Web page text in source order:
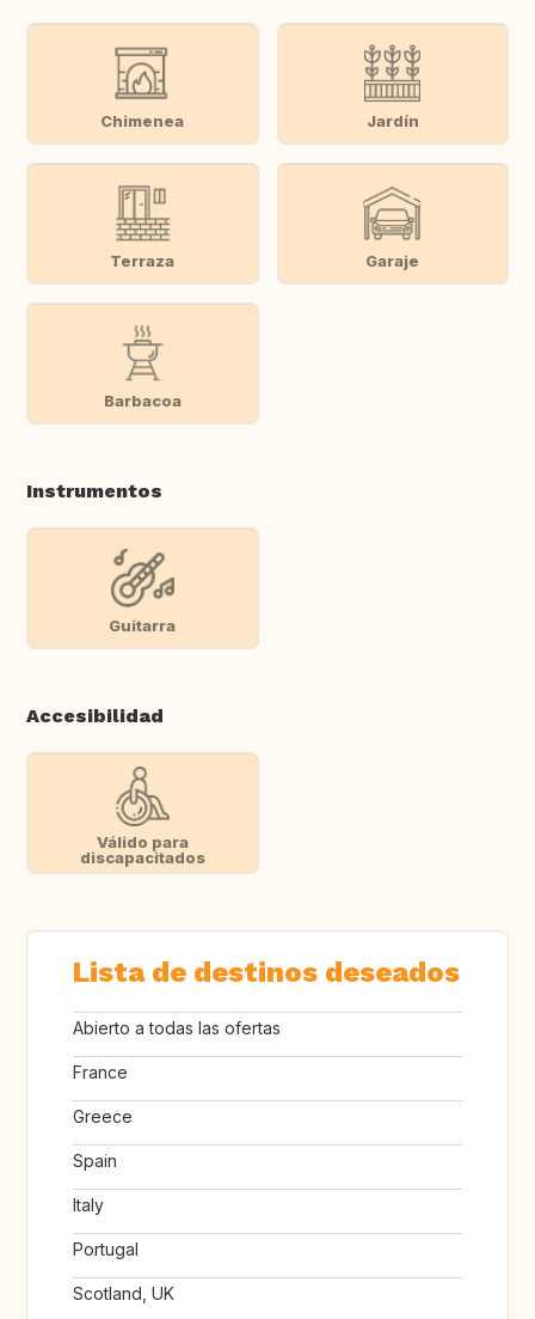
Chimenea Jardín
Terraza Garaje
Barbacoa
Instrumentos
Guitarra
Accesibilidad
Válido para
discapacitados
Lista de destinos deseados
Abierto a todas las ofertas
France
Greece
Spain
Italy
Portugal
Scotland, UK